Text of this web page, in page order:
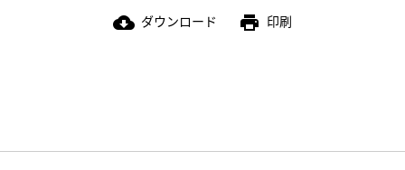
cloud_download ダウンロード print 印刷